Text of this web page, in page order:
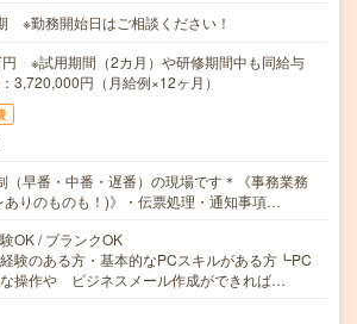
※勤務開始日はご相談ください！
円 ※試用期間（2カ月）や研修期間中も同給与
3,720,000円（月給例×12ヶ月）
（早番・中番・遅番）の現場です＊《事務業務
ありのものも！)》・伝票処理・通知事項…
OK / ブランクOK
経験のある方・基本的なPCスキルがある方┗PC
操作や ビジネスメール作成ができれば…